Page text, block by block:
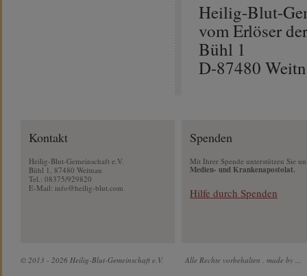
Heilig-Blut-
vom Erlöser
Bühl 1
D-87480
Kontakt
Heilig-Blut-Gemeinschaft e.V.
Bühl 1, 87480 Weitnau
Tel.: 08375/929820
E-Mail: info@heilig-blut.com
Spenden
Mit Ihrer Spende unterstützen Sie
Medien- und Krankenapostolat.
Hilfe durch Spenden
© 2013 - 2026 Heilig-Blut-Gemeinschaft e.V. Alle Rechte vorbehalten . made by ...